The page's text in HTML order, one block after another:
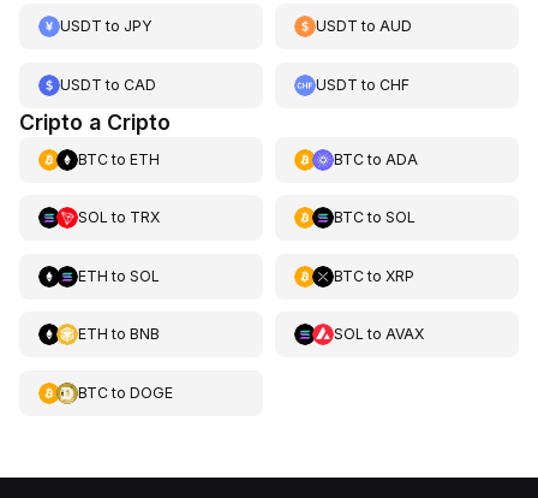
USDT to JPY USDT toAUD
USDT to CAD USDT toCHF
Cripto a Cripto
BTCto ETH BTCto ADA
SOL to TRX BTCto SOL
ETH to SOL BTCto XRP
ETH to BNB SOL to AVAX
BTCto DOGE